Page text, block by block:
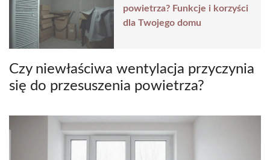
powietrza? Funkcje i korzyści
dla Twojego domu
Czy niewłaściwa wentylacja przyczynia
się do przesuszenia powietrza?